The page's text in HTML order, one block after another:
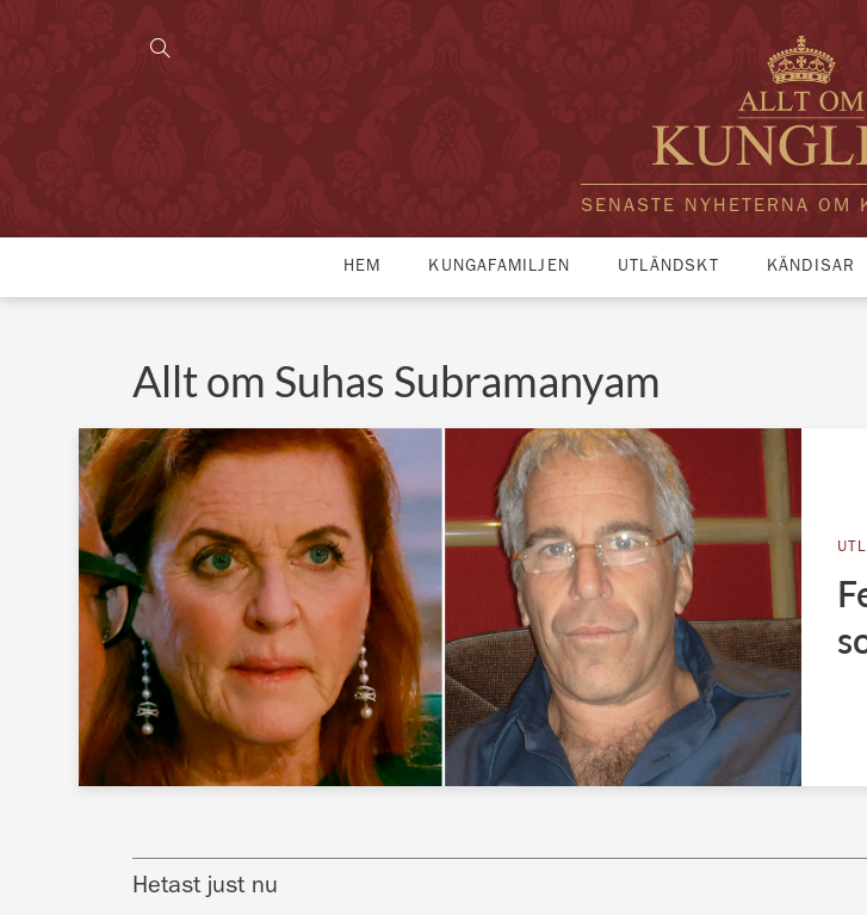
SENASTE NYHETERNA OM
HEM KUNGAFAMILJEN UTLÄNDSKT KÄNDISAR
Allt om Suhas Subramanyam
Hetast just nu